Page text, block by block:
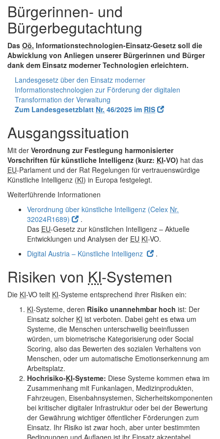
Bürgerinnen- und
Bürgerbegutachtung
Das Oö. Informationstechnologien-Einsatz-Gesetz soll die
Abwicklung von Anliegen unserer Bürgerinnen und Bürger
dank dem Einsatz moderner Technologien erleichtern.
Landesgesetz über den Einsatz moderner
Informationstechnologien zur Förderung der digitalen
Transformation der Verwaltung
Zum Landesgesetzblatt Nr. 46/2025 im RIS
Ausgangssituation
Mit der Verordnung zur Festlegung harmonisierter
Vorschriften für künstliche Intelligenz (kurz: KI-VO) hat das
EU-Parlament und der Rat Regelungen für vertrauenswürdige
Künstliche Intelligenz (KI) in Europa festgelegt.
Weiterführende Informationen
Verordnung über künstliche Intelligenz (Celex Nr.
32024R1689)
.
Das EU-Gesetz zur künstlichen Intelligenz – Aktuelle
Entwicklungen und Analysen der EU KI-VO.
Digital Austria – Künstliche Intelligenz
.
Risiken von KI-Systemen
Die KI-VO teilt KI-Systeme entsprechend ihrer Risiken ein:
KI-Systeme, deren Risiko unannehmbar hoch ist: Der
Einsatz solcher KI ist verboten. Dabei geht es etwa um
Systeme, die Menschen unterschwellig beeinflussen
würden, um biometrische Kategorisierung oder Social
Scoring, also das Bewerten des sozialen Verhaltens von
Menschen, oder um automatische Emotionserkennung am
Arbeitsplatz.
Hochrisiko-KI-Systeme: Diese Systeme kommen etwa im
Zusammenhang mit Funkanlagen, Medizinprodukten,
Fahrzeugen, Eisenbahnsystemen, Sicherheitskomponenten
bei kritischer digitaler Infrastruktur oder bei der Bewertung
der Gewährung wichtiger öffentlicher Förderungen zum
Einsatz. Ihr Risiko ist zwar hoch, aber unter bestimmten
Bedingungen und Auflagen ist ihr Einsatz akzeptabel.